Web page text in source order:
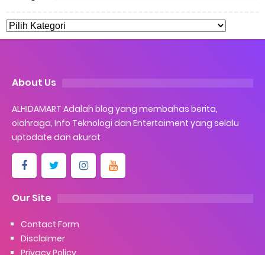
About Us
ALHIDAMART Adalah blog yang membahas berita,
olahraga, Info Teknologi dan Entertaiment yang selalu
uptodate dan akurat
Our Site
Contact Form
Disclaimer
Privacy Policy